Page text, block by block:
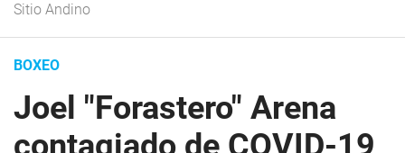
Sitio Andino
BOXEO
Joel "Forastero" Arena